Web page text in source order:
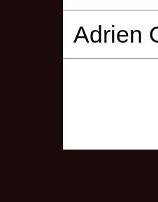
Adrien